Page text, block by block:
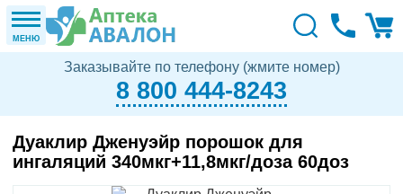
МЕНЮ
Заказывайте по телефону (жмите номер)
8 800 444-8243
Дуаклир Дженуэйр порошок для
ингаляций 340мкг+11,8мкг/доза 60доз